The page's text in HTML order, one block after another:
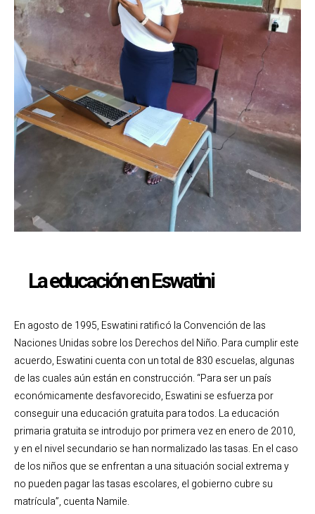
La educación en Eswatini
En agosto de 1995, Eswatini ratificó la Convención de las
Naciones Unidas sobre los Derechos del Niño. Para cumplir este
acuerdo, Eswatini cuenta con un total de 830 escuelas, algunas
de las cuales aún están en construcción. “Para ser un país
económicamente desfavorecido, Eswatini se esfuerza por
conseguir una educación gratuita para todos. La educación
primaria gratuita se introdujo por primera vez en enero de 2010,
y en el nivel secundario se han normalizado las tasas. En el caso
de los niños que se enfrentan a una situación social extrema y
no pueden pagar las tasas escolares, el gobierno cubre su
matrícula”, cuenta Namile.